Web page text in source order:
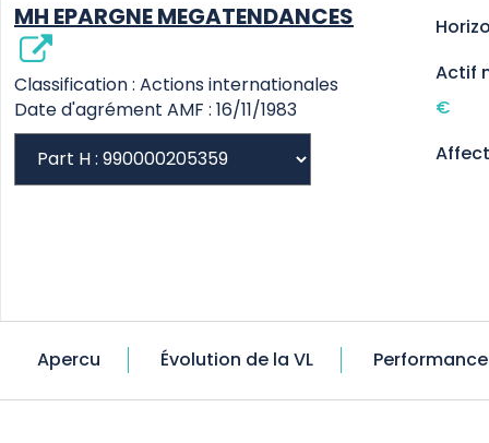
MH EPARGNE MEGATENDANCES
Classification : Actions internationales
Date d'agrément AMF : 16/11/1983
Actif
€
Apercu Évolution de la VL